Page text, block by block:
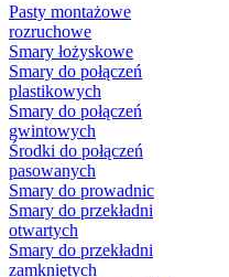
Pasty montażowe
rozruchowe
Smary łożyskowe
Smary do połączeń
plastikowych
Smary do połączeń
gwintowych
Środki do połączeń
pasowanych
Smary do prowadnic
Smary do przekładni
otwartych
Smary do przekładni
zamkniętych